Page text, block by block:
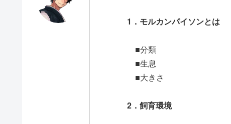
1．モルカンパイソンとは
■分類
■生息
■大きさ
2．飼育環境